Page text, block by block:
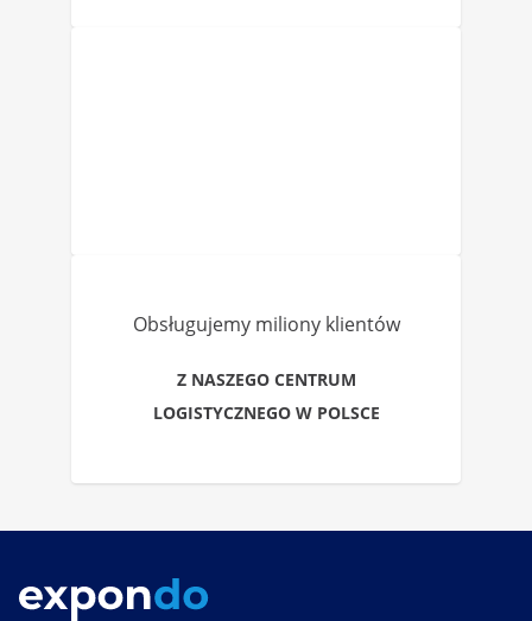
Obsługujemy miliony klientów
Z NASZEGO CENTRUM
LOGISTYCZNEGO W POLSCE